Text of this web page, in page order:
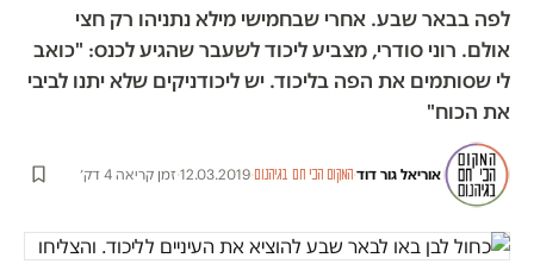
לפה בבאר שבע. אחרי שבחמישי מילא נתניהו רק חצי
אולם. רוני סודרי, מצביע ליכוד לשעבר שהגיע לכנס: "כואב
לי שסותמים את הפה בליכוד. יש ליכודניקים שלא יתנו לביבי
את הכוח"
אוריאל גור דוד·המקום הכי חם בגיהנום·
12.03.2019
·זמן קריאה 4 דק׳